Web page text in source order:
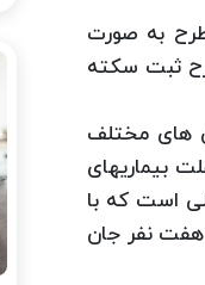
به صورت
ثبت سکته
های مختلف
بیماریهای
است که با
هفت نفر جان